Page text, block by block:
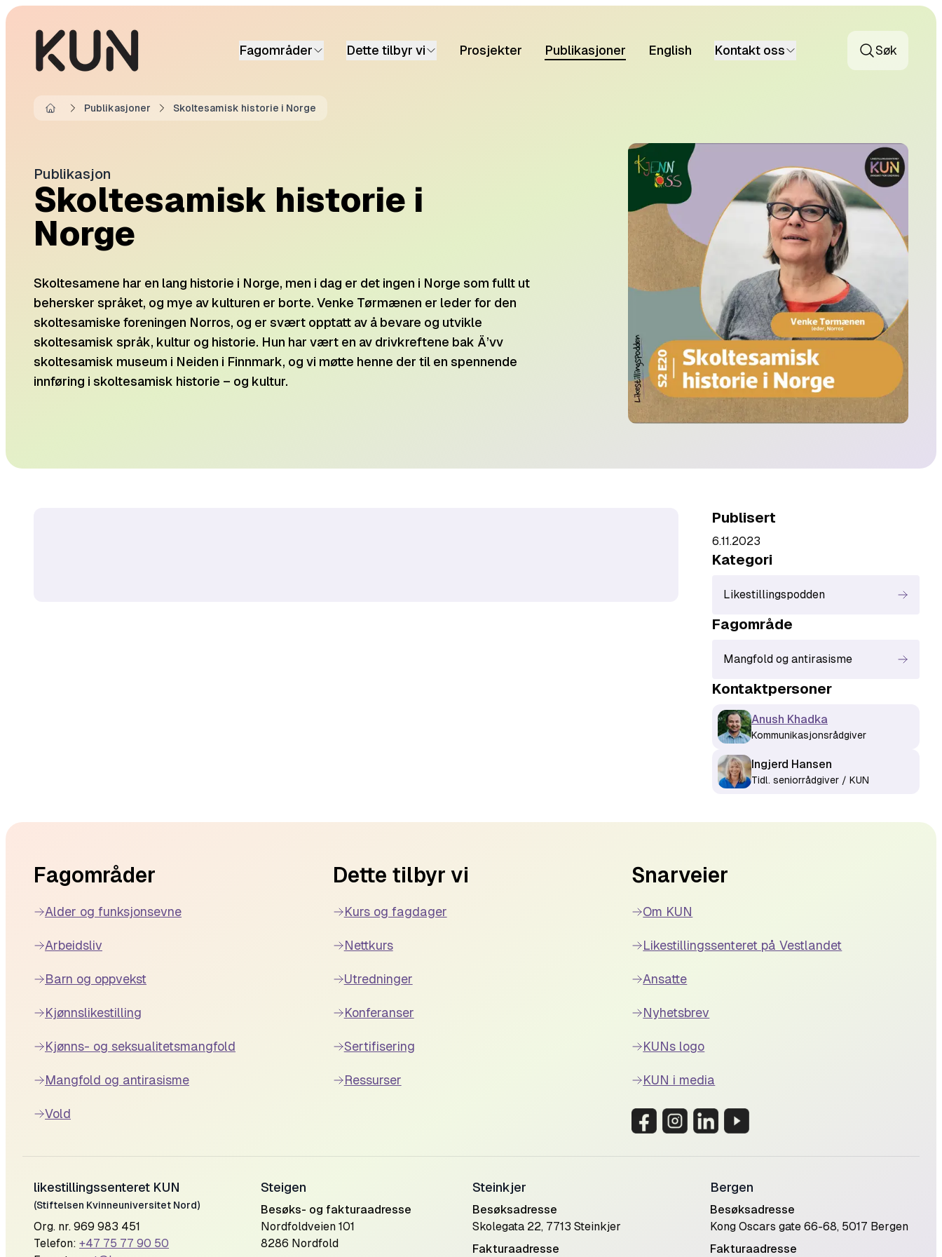
Fagområder Dette tilbyr vi Prosjekter Publikasjoner English Kontakt oss Søk
Publikasjoner Skoltesamisk historie i Norge
Publikasjon
Skoltesamisk historie i
Norge
​Skoltesamene har en lang historie i Norge, men i dag er det ingen i Norge som fullt ut
behersker språket, og mye av kulturen er borte. Venke Tørmænen er leder for den
skoltesamiske foreningen Norros, og er svært opptatt av å bevare og utvikle
skoltesamisk språk, kultur og historie. Hun har vært en av drivkreftene bak Ä’vv
skoltesamisk museum i Neiden i Finnmark, og vi møtte henne der til en spennende
innføring i skoltesamisk historie – og kultur.
Publisert
6.11.2023
Kategori
Likestillingspodden
Fagområde
Mangfold og antirasisme
Kontaktpersoner
Anush Khadka
Kommunikasjonsrådgiver
Ingjerd Hansen
Tidl. seniorrådgiver / KUN
Footer
Fagområder
Alder og funksjonsevne
Arbeidsliv
Barn og oppvekst
Kjønnslikestilling
Kjønns- og seksualitetsmangfold
Mangfold og antirasisme
Vold
Dette tilbyr vi
Kurs og fagdager
Nettkurs
Utredninger
Konferanser
Sertifisering
Ressurser
Snarveier
Om KUN
Likestillingssenteret på Vestlandet
Ansatte
Nyhetsbrev
KUNs logo
KUN i media
likestillingssenteret KUN
(Stiftelsen Kvinneuniversitet Nord)
Org. nr. 969 983 451
Telefon: +47 75 77 90 50
Steigen
Besøks- og fakturaadresse
Nordfoldveien 101
8286 Nordfold
Steinkjer
Besøksadresse
Skolegata 22, 7713 Steinkjer
Fakturaadresse
Bergen
Besøksadresse
Kong Oscars gate 66-68, 5017 Bergen
Fakturaadresse